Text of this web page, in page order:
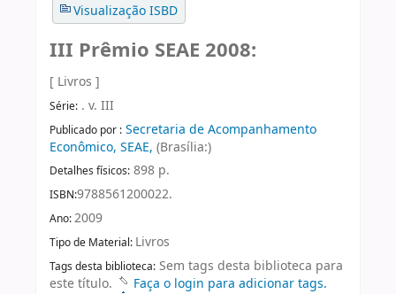
Visualização ISBD
III Prêmio SEAE 2008:
[ Livros ]
Série: . v. III
Publicado por : Secretaria de Acompanhamento
Econômico, SEAE, (Brasília:)
Detalhes físicos: 898 p.
ISBN:9788561200022.
Ano:2009
Tipo de Material: Livros
Tags desta biblioteca: Sem tags desta biblioteca para
este título.
Faça o login para adicionar tags.